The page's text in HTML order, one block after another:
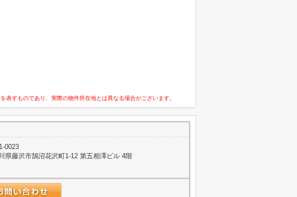
すものであり、実際の物件所在地とは異なる場合がございます。
0023
県藤沢市鵠沼花沢町1-12 第五相澤ビル 4階